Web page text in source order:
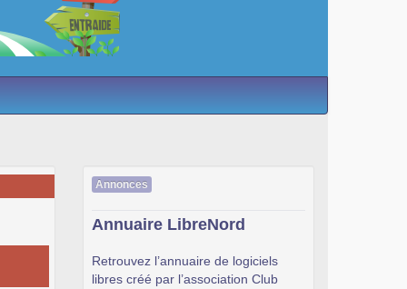
Annonces
Annuaire LibreNord
Retrouvez l’annuaire de logiciels
libres créé par l’association Club